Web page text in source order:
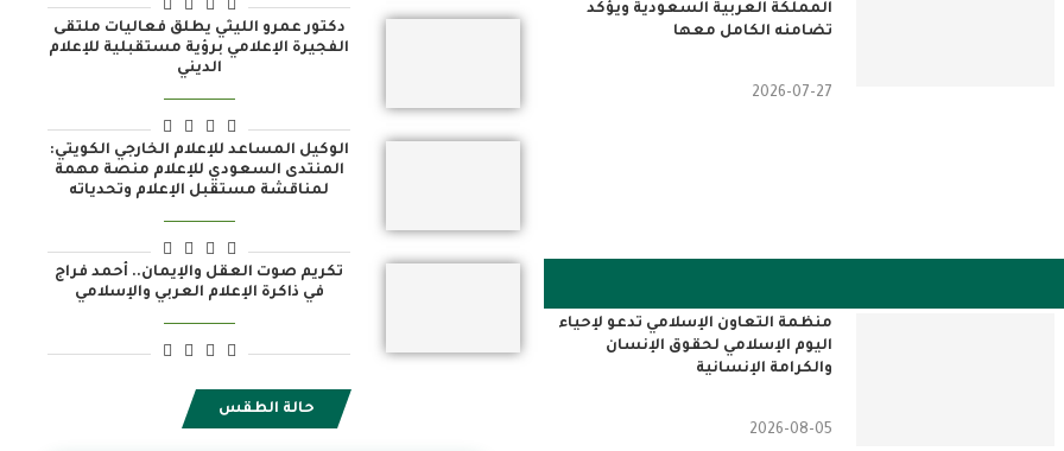
المملكة العربية السعودية ويؤكد
تضامنه الكامل معها
2026-07-27
منظمة التعاون الإسلامي تدعو لإحياء
اليوم الإسلامي لحقوق الإنسان
والكرامة الإنسانية
2026-08-05
دكتور عمرو الليثي يطلق فعاليات ملتقى
الفجيرة الإعلامي برؤية مستقبلية للإعلام
الديني
الوكيل المساعد للإعلام الخارجي الكويتي:
المنتدى السعودي للإعلام منصة مهمة
لمناقشة مستقبل الإعلام وتحدياته
تكريم صوت العقل والإيمان.. أحمد فراج
في ذاكرة الإعلام العربي والإسلامي
حالة الطقس